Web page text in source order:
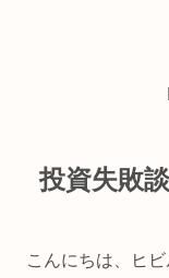
投資失敗
こんにちは、ヒビ